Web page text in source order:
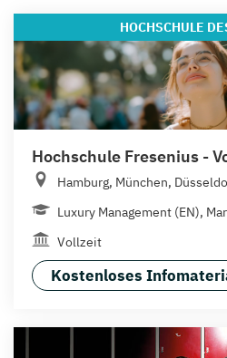
HOCHSCHULE
Hochschule Fresenius -
Hamburg, München,
Luxury Management (EN),
Vollzeit
Kostenloses